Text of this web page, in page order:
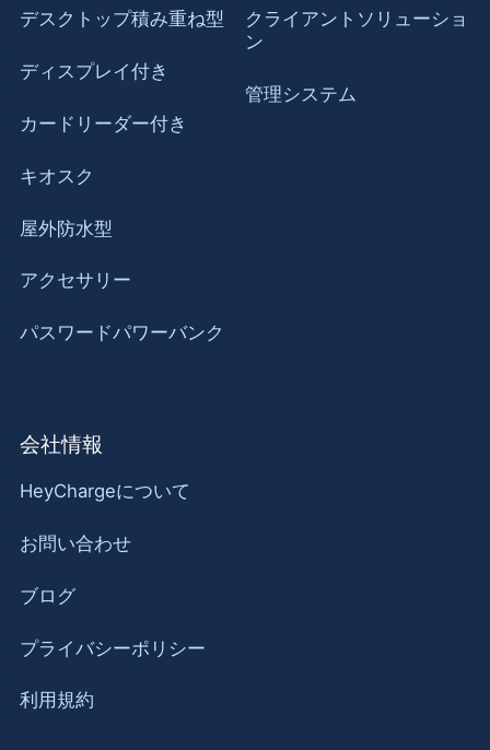
デスクトップ積み重ね型
ディスプレイ付き
カードリーダー付き
キオスク
屋外防水型
アクセサリー
パスワードパワーバンク
クライアントソリューショ
ン
管理システム
会社情報
HeyChargeについて
お問い合わせ
ブログ
プライバシーポリシー
利用規約